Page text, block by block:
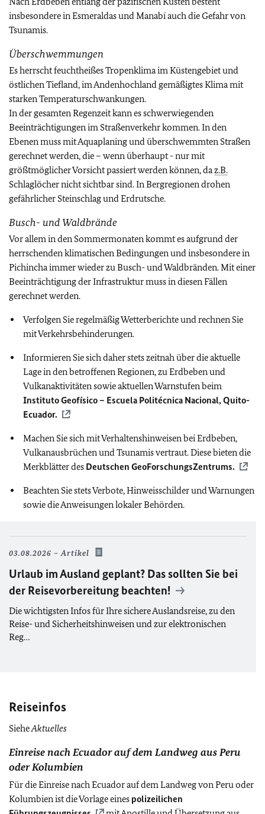
insbesondere in Esmeraldas und Manabí auch die Gefahr von
Tsunamis.
Überschwemmungen
Es herrscht feuchtheißes Tropenklima im Küstengebiet und
östlichen Tiefland, im Andenhochland gemäßigtes Klima mit
starken Temperaturschwankungen.
In der gesamten Regenzeit kann es schwerwiegenden
Beeinträchtigungen im Straßenverkehr kommen. In den
Ebenen muss mit Aquaplaning und überschwemmten Straßen
gerechnet werden, die – wenn überhaupt - nur mit
größtmöglicher Vorsicht passiert werden können, daz.B.
Schlaglöcher nicht sichtbar sind. In Bergregionen drohen
gefährlicher Steinschlag und Erdrutsche.
Busch- und Waldbrände
Vor allem in den Sommermonaten kommt es aufgrund der
herrschenden klimatischen Bedingungen und insbesondere in
Pichincha immer wieder zu Busch- und Waldbränden. Mit einer
Beeinträchtigung der Infrastruktur muss in diesen Fällen
gerechnet werden.
Verfolgen Sie regelmäßig Wetterberichte und rechnen Sie
mit Verkehrsbehinderungen.
Informieren Sie sich daher stets zeitnah über die aktuelle
Lage in den betroffenen Regionen, zu Erdbeben und
Vulkanaktivitäten sowie aktuellen Warnstufen beim
Instituto Geofísico – Escuela Politécnica Nacional, Quito-
Ecuador.
Machen Sie sich mit Verhaltenshinweisen bei Erdbeben,
Vulkanausbrüchen und Tsunamis vertraut. Diese bieten die
Merkblätter des Deutschen GeoForschungsZentrums.
Beachten Sie stets Verbote, Hinweisschilder und Warnungen
sowie die Anweisungen lokaler Behörden.
03.08.2026 Artikel
Urlaub im Ausland geplant? Das sollten Sie bei
der Reisevorbereitung beachten!
Die wichtigsten Infos für Ihre sichere Auslandsreise, zu den
Reise- und Sicherheitshinweisen und zur elektronischen
Reg…
Reiseinfos
SieheAktuelles
Einreise nach Ecuador auf dem Landweg aus Peru
oder Kolumbien
Für die Einreise nach Ecuador auf dem Landweg von Peru oder
Kolumbien ist die Vorlage eines polizeilichen